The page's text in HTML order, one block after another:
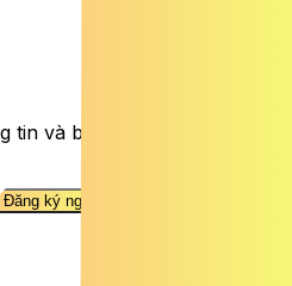
tin và bài viết sức khỏe
Đăng ký ngay